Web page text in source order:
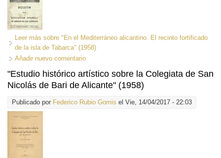
Leer más sobre "En el Mediterráneo alicantino. El recinto fortificado
de la isla de Tabarca" (1958)
Añadir nuevo comentario
"Estudio histórico artístico sobre la Colegiata de San
Nicolás de Bari de Alicante" (1958)
Publicado por Federico Rubio Gomis el Vie, 14/04/2017 - 22:03